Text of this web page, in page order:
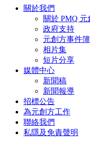
關於我們
關於 PMQ 元
政府支持
元創方事件簿
相片集
短片分享
媒體中心
新聞稿
新聞報導
招標公告
為元創方工作
聯絡我們
私隱及免責聲明